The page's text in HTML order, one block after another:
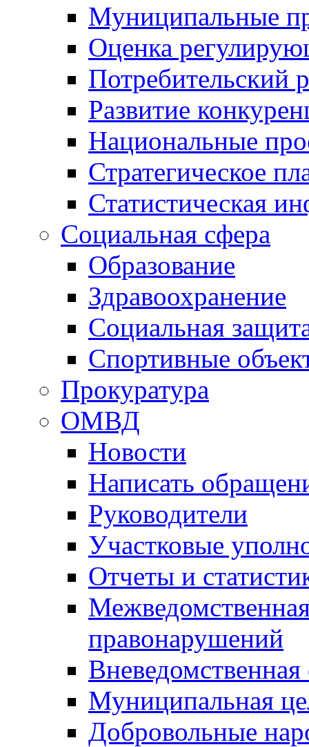
Муниципальные
Оценка
Потребительский
Развитие
Национальные
Стратегическое
Статистическая
Социальная сфера
Образование
Здравоохранение
Социальная
Спортивные
Прокуратура
ОМВД
Новости
Написать
Руководители
Участковые
Отчеты и
правонарушений
Вневедомственная
Муниципальная
Добровольные